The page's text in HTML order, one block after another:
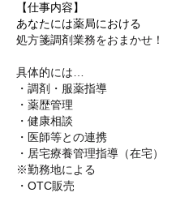
【仕事内容】
あなたには薬局における
処方箋調剤業務をおまかせ！
具体的には…
・調剤・服薬指導
・薬歴管理
・健康相談
・医師等との連携
・居宅療養管理指導（在宅）
※勤務地による
・OTC販売